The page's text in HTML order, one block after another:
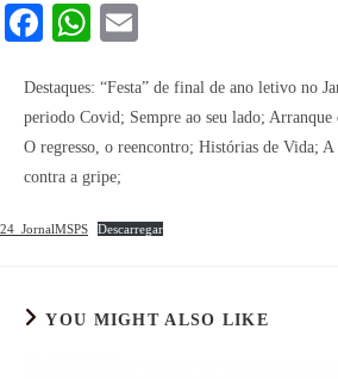
Fa
bo
ok
W
ts
A
pp
ail
Destaques: “Festa” de final de ano letivo no
periodo Covid; Sempre ao seu lado;
O regresso, o reencontro; Histórias de Vida;
contra a gripe;
24_JornalMSPS Descarregar
YOU MIGHT ALSO LIKE